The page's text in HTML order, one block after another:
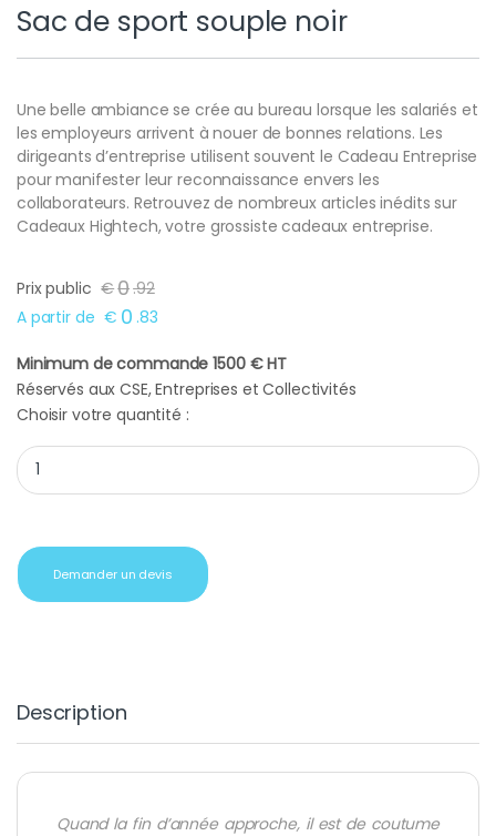
Sac de sport souple noir
Une belle ambiance se crée au bureau lorsque les salariés et
les employeurs arrivent à nouer de bonnes relations. Les
dirigeants d’entreprise utilisent souvent le Cadeau Entreprise
pour manifester leur reconnaissance envers les
collaborateurs. Retrouvez de nombreux articles inédits sur
Cadeaux Hightech, votre grossiste cadeaux entreprise.
Prix public €0.92
A partir de € 0 .83
Minimum de commande 1500 € HT
Réservés aux CSE, Entreprises et Collectivités
Choisir votre quantité :
Sac de sport souple noir quantity
Demander un devis
Description
Quand la fin d’année approche, il est de coutume